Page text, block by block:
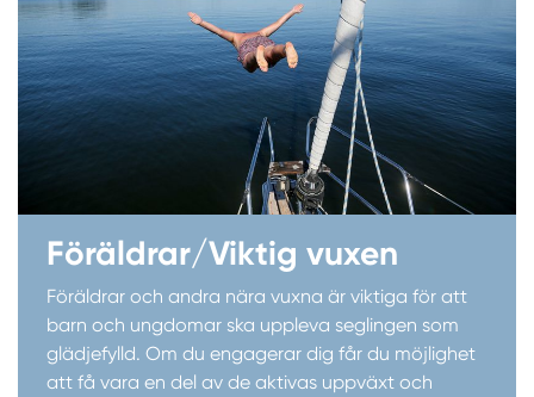
Föräldrar/Viktig vuxen
Föräldrar och andra nära vuxna är viktiga för att
barn och ungdomar ska uppleva seglingen som
glädjefylld. Om du engagerar dig får du möjlighet
att få vara en del av de aktivas uppväxt och